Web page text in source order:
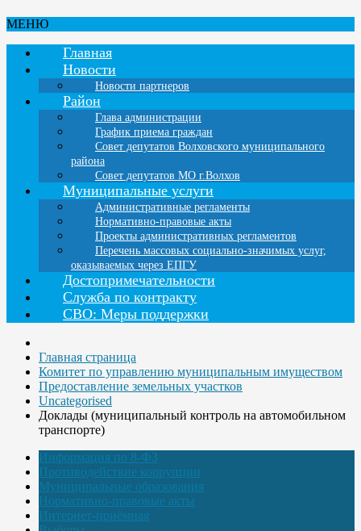
МЕНЮ
Главная
Новости
Новости партнеров
Район
Глава администрации
График приема граждан
Совет депутатов Волховского муниципального
района
Совет депутатов МО г.Волхов
Муниципальные услуги
Административные регламенты
Нормативно-правовые акты
Проекты административных регламентов
Перечень массовых социально-значимых услуг,
оказываемых через ЕПГУ
Достопримечательности
Служба по контракту
СВО: Меры поддержки
Главная страница
Комитет по управлению муниципальным имуществом
Предоставление земельных участков
Uncategorised
Доклады (муниципальный контроль на автомобильном
транспорте)
Информация по 8-ФЗ
Противодействие коррупции
Муниципальные образования
Нормативно-правовые акты
Интернет-приёмная